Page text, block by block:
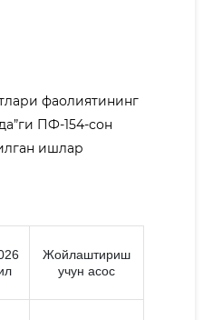
фаолиятининг
ПФ-154-сон
ишлар
Жойлаштириш
учун асос